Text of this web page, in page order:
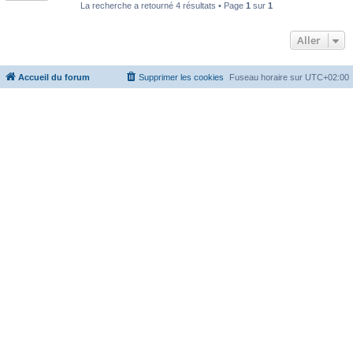
La recherche a retourné 4 résultats • Page 1 sur 1
Aller
Accueil du forum Fuseau horaire sur UTC+02:00
Supprimer les cookies